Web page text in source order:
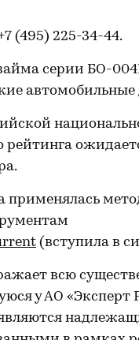
(495) 225-34-44.
серии БО-
автомобильные
(вступила в
всю
у АО «Эксперт